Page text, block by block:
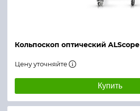
Кольпоскоп оптический ALScope
Цену уточняйте
Купить